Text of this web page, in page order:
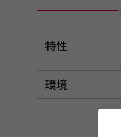
特性
環境